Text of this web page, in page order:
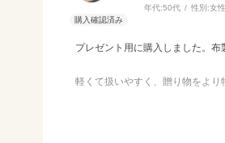
年代:50代 性別:女性
プレゼント用に購入しました。
軽くて扱いやすく、贈り物をよ